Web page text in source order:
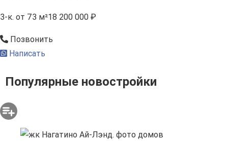
3-к. от 73 м²18 200 000 ₽
Позвонить
Написать
Популярные новостройки